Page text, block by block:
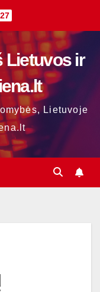
Lietuvos ir
Lietuvoje